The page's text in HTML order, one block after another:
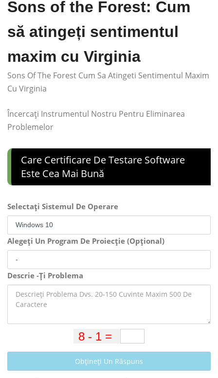
Sons of the Forest: Cum
să atingeți sentimentul
maxim cu Virginia
Sons Of The Forest Cum Sa Atingeti Sentimentul Maxim
Cu Virginia
Încercați Instrumentul Nostru Pentru Eliminarea
Problemelor
Care Certificare De Testare Software
Este Cea Mai Bună
Selectați Sistemul De Operare
Alegeți Un Program De Proiecție (Opțional)
Descrie -Ți Problema
Obțineți Un Răspuns